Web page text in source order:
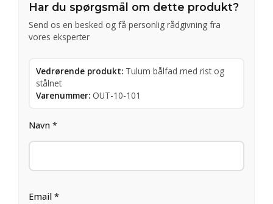
Har du spørgsmål om dette produkt?
Send os en besked og få personlig rådgivning fra
vores eksperter
Vedrørende produkt: Tulum bålfad med rist og
stålnet
Varenummer: OUT-10-101
Navn *
Email *